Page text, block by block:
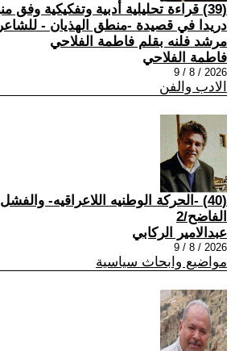
(39) قراءة تحليلية أدبية وتفكيكية وفق
دريدا في قصيدة -منطق الهذيان -
مرشد فلنه بقلم فاطمة الفلاحي
فاطمة الفلاحي
2026 / 8 / 9
الادب والفن
(40) -الحركة الوطنيه اللاعراقيه-
الفاضح/2
عبدالامير الركابي
2026 / 8 / 9
مواضيع وابحاث سياسية